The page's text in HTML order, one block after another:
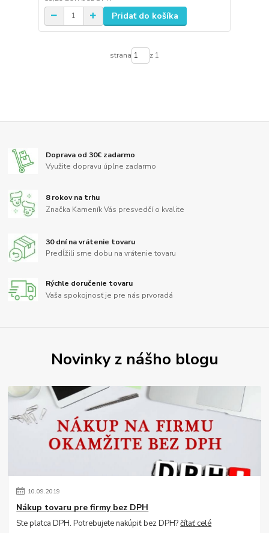
Pridať do košíka
strana z 1
Doprava od 30€ zadarmo
Využite dopravu úplne zadarmo
8 rokov na trhu
Značka Kameník Vás presvedčí o kvalite
30 dní na vrátenie tovaru
Predĺžili sme dobu na vrátenie tovaru
Rýchle doručenie tovaru
Vaša spokojnosť je pre nás prvoradá
Novinky z nášho blogu
10.09.2019
Nákup tovaru pre firmy bez DPH
Ste platca DPH. Potrebujete nakúpiť bez DPH?čítať celé